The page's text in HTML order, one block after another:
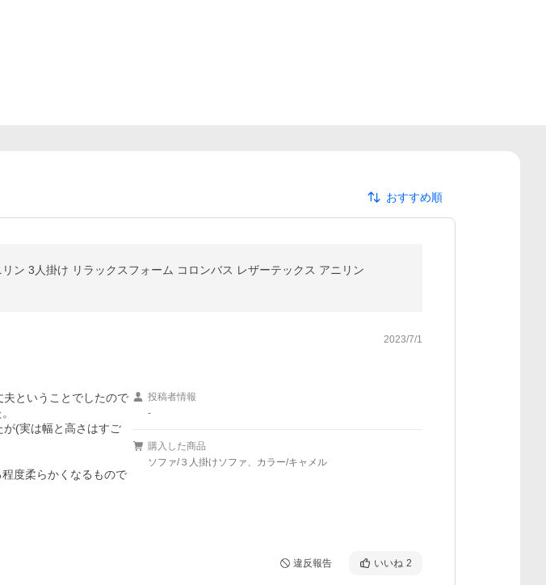
おすすめ順
ン 3人掛け リラックスフォーム コロンバス レザーテックス アニリン
2023/7/1
ということでしたので
(実は幅と高さはすご
度柔らかくなるもので
投稿者情報
-
購入した商品
ソファ/３人掛けソファ、カラー/キャメル
違反報告 いいね 2